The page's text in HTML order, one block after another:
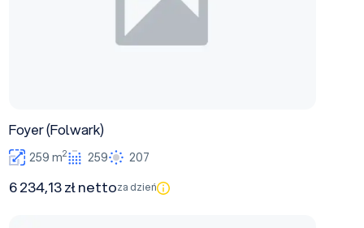
Foyer (Folwark)
259 m2 259 207
6 234,13 zł nettoza dzień